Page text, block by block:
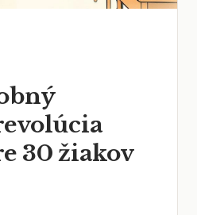
30 žiakov